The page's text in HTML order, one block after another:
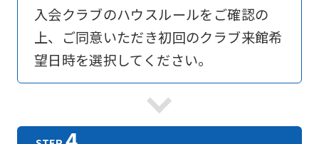
入会クラブのハウスルールをご確認の
上、ご同意いただき初回のクラブ来館希
望日時を選択してください。